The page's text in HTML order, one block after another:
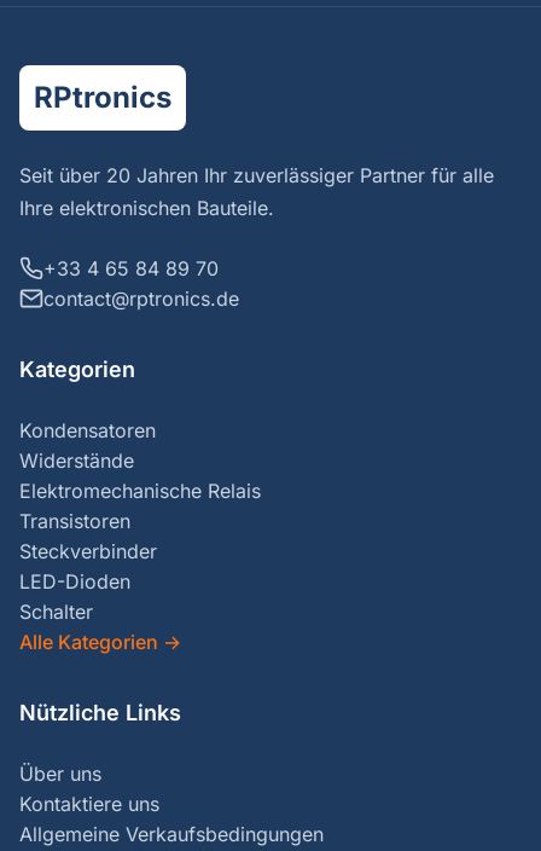
RPtronics
Seit über 20 Jahren Ihr zuverlässiger Partner für alle
Ihre elektronischen Bauteile.
+33 4 65 84 89 70
contact@rptronics.de
Kategorien
Kondensatoren
Widerstände
Elektromechanische Relais
Transistoren
Steckverbinder
LED-Dioden
Schalter
Alle Kategorien →
Nützliche Links
Über uns
Kontaktiere uns
Allgemeine Verkaufsbedingungen